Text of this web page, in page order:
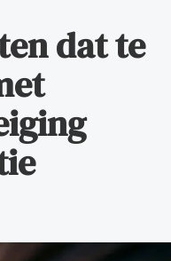
dat te